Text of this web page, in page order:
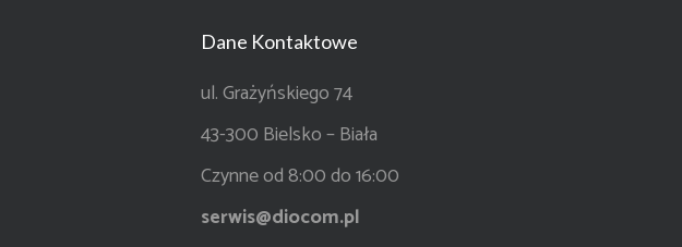
Dane Kontaktowe
ul. Grażyńskiego 74
43-300 Bielsko – Biała
Czynne od 8:00 do 16:00
serwis@diocom.pl